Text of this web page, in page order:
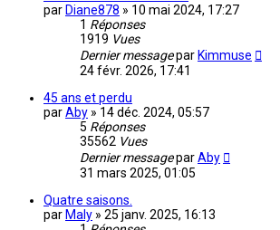
par Diane878 » 10 mai 2024, 17:27
1 Réponses
1919 Vues
Dernier messagepar Kimmuse
24 févr. 2026, 17:41
45 ans et perdu
parAby » 14 déc. 2024, 05:57
5 Réponses
35562 Vues
Dernier messageparAby
31 mars 2025, 01:05
Quatre saisons.
par Maly » 25 janv. 2025, 16:13